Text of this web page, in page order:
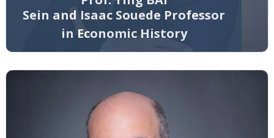
Sein and Isaac Souede Professor
in Economic History